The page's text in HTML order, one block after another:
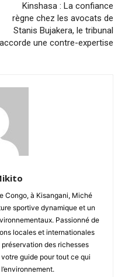
Kinshasa : La confiance
règne chez les avocats de
Stanis Bujakera, le tribunal
accorde une contre-expertise
Congo, à Kisangani, Miché
sportive dynamique et un
Passionné de
locales et internationales
des richesses
guide pour tout ce qui